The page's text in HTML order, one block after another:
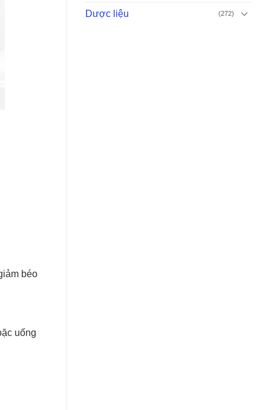
Dược liệu (272)
béo
uống